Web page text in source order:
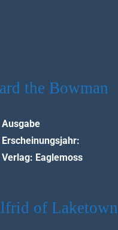
the Bowman
Ausgabe
Erscheinungsjahr:
Verlag: Eaglemoss
of Laketown